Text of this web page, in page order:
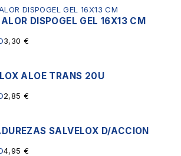
DISPOGEL GEL 16X13 CM
3,30€
ALOE TRANS 20U
2,85€
SALVELOX D/ACCION
4,95€